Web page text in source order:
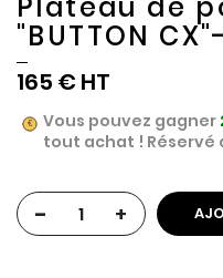
"BUTTON
165 €
Vous pouvez gagner
tout achat ! Réservé
- +